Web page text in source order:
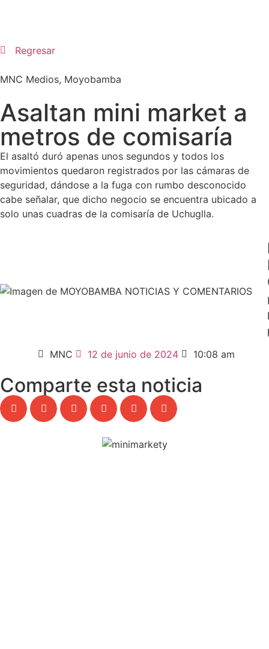
Regresar
MNC Medios, Moyobamba
Asaltan mini market a
metros de comisaría
El asaltó duró apenas unos segundos y todos los
movimientos quedaron registrados por las cámaras de
seguridad, dándose a la fuga con rumbo desconocido
cabe señalar, que dicho negocio se encuentra ubicado a
solo unas cuadras de la comisaría de Uchuglla.
MNC
12 de junio de 2024 10:08 am
Comparte esta noticia